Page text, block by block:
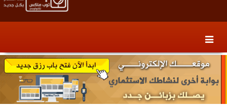
content
secondary
content